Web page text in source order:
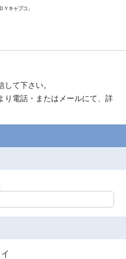
Ｙキャプコ」
て下さい。
り電話・またはメールにて、詳
イ